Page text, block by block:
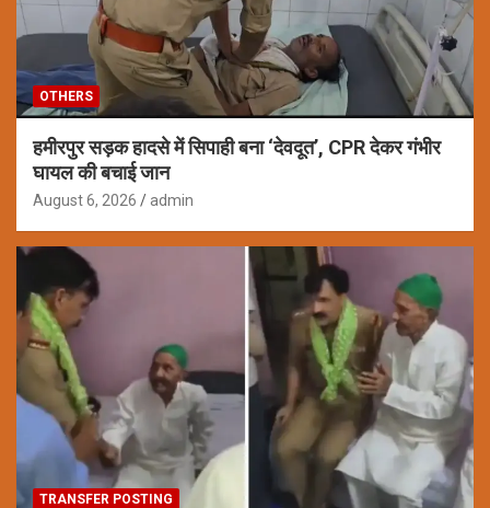
OTHERS
हमीरपुर सड़क हादसे में सिपाही बना ‘देवदूत’, CPR देकर गंभीर
घायल की बचाई जान
August 6, 2026 admin
TRANSFER POSTING